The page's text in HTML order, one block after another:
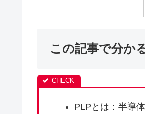
この記事で分か
PLPとは：半導